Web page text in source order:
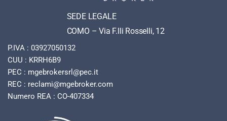
SEDE LEGALE
COMO – Via F.lli Rosselli, 12
P.IVA : 03927050132
CUU : KRRH6B9
PEC : mgebrokersrl@pec.it
REC : reclami@mgebroker.com
Numero REA : CO-407334